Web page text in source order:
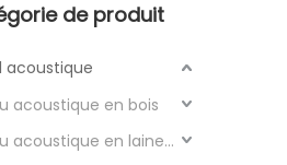
de produit
acoustique
acoustique en bois
Panneau acoustique en laine de bois